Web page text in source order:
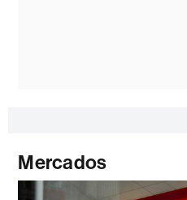
Mercados